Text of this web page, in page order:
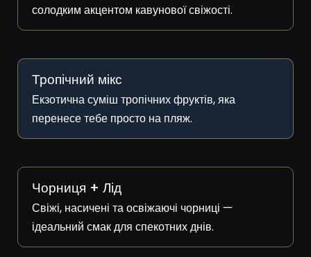
солодким акцентом кавунової свіжості.
Тропічний мікс
Екзотична суміш тропічних фруктів, яка
перенесе тебе просто на пляж.
Чорниця + Лід
Свіжі, насичені та освіжаючі чорниці —
ідеальний смак для спекотних днів.